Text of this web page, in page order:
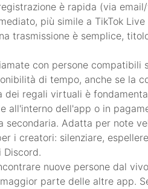
è rapida (via
più simile a TikTok
trasmissione è semplice,
con persone
di tempo, anche se la
dei regali virtuali è
all'interno dell'app o in
secondaria. Adatta per note
i creatori: silenziare,
Discord.
nuove persone dal
parte delle altre app.